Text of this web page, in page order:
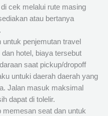
cek melalui rute masing
atau bertanya
penjemutan travel
hotel, biaya tersebut
saat pickup/dropoff
untuki daerah daerah yang
Jalan masuk maksimal
dapat di tolelir.
memesan seat dan untuk